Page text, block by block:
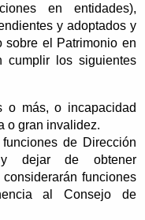
en entidades),
y adoptados y
sobre el Patrimonio en
cumplir los siguientes
o más, o incapacidad
o gran invalidez.
de Dirección
dejar de obtener
funciones
al Consejo de